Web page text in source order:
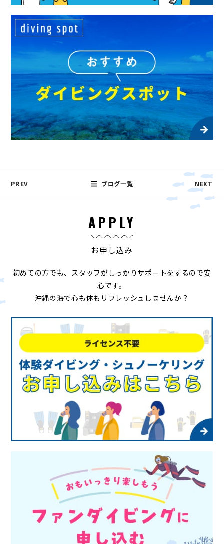
PREV ブログ一覧 NEXT
APPLY
お申し込み
初めての方でも、スタッフがしっかりサポートをするので安
心です。
沖縄の海で心も体もリフレッシュしませんか？